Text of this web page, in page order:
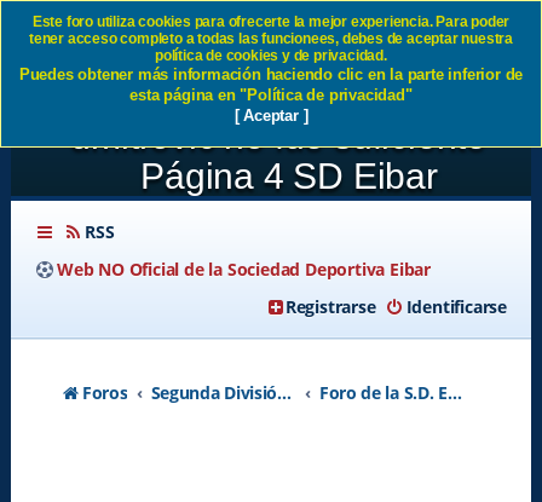
JORNADA19:SD Eibar 1-2
Atlético de Madrid Superman
dmitrovic no fue suficiente -
Página 4 SD Eibar
RSS
Web NO Oficial de la Sociedad Deportiva Eibar
Identificarse
Registrarse
Foros Segunda División A - Temporada 2026-2027 Foro de la S.D. Eibar
Este foro utiliza cookies para ofrecerte la mejor experiencia. Para poder
tener acceso completo a todas las funcionees, debes de aceptar nuestra
política de cookies y de privacidad.
Puedes obtener más información haciendo clic en la parte inferior de
esta página en "Política de privacidad"
[ Aceptar ]